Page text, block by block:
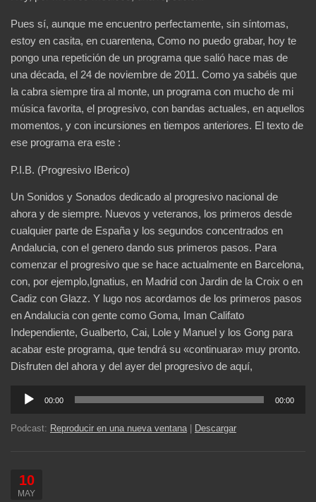
Pues sí, aunque me encuentro perfectamente, sin síntomas,
estoy en casita, en cuarentena, Como no puedo grabar, hoy te
pongo una repetición de un programa que salió hace mas de
una década, el 24 de noviembre de 2011. Como ya sabéis que
la cabra siempre tira al monte, un programa con mucho de mi
música favorita, el progresivo, con bandas actuales, en aquellos
momentos, y con incursiones en tiempos anteriores. El texto de
ese programa era este :
P.I.B. (Progresivo IBerico)
Un Sonidos y Sonados dedicado al progresivo nacional de
ahora y de siempre. Nuevos y veteranos, los primeros desde
cualquier parte de España y los segundos concentrados en
Andalucia, con el genero dando sus primeros pasos. Para
comenzar el progresivo que se hace actualmente en Barcelona,
con, por ejemplo,Ignatius, en Madrid con Jardin de la Croix o en
Cadiz con Glazz. Y lugo nos acordamos de los primeros pasos
en Andalucia con gente como Goma, Iman Califato
Independiente, Gualberto, Cai, Lole y Manuel y los Gong para
acabar este programa, que tendrá su «continuara» muy pronto.
Disfruten del ahora y del ayer del progresivo de aquí,
Reproductor
audio
00:00 00:00
Podcast: Reproducir en una nueva ventana | Descargar
10
MAY